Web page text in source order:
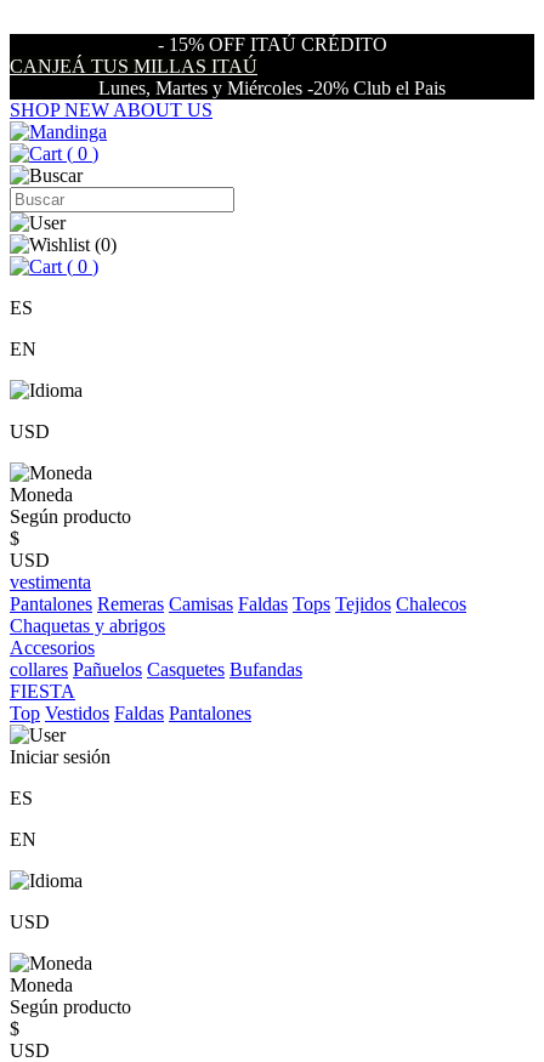
- 15% OFF ITAÚ CRÉDITO
CANJEÁ TUS MILLAS ITAÚ
Lunes, Martes y Miércoles -20% Club el Pais
SHOP NEW ABOUT US
( 0 )
(0)
( 0 )
ES
EN
USD
Moneda
Según producto
$
USD
vestimenta
Pantalones Remeras Camisas Faldas Tops Tejidos Chalecos
Chaquetas y abrigos
Accesorios
collares Pañuelos Casquetes Bufandas
FIESTA
Top Vestidos Faldas Pantalones
Iniciar sesión
ES
EN
USD
Moneda
Según producto
$
USD